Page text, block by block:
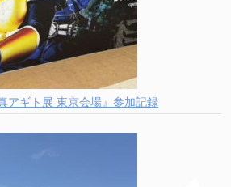
アギト展 東京会場』参加記録